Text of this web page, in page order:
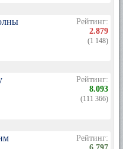
Рейтинг:
2.879
(1 148)
Рейтинг:
8.093
(111 366)
Рейтинг: